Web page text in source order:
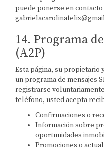
puede ponerse en
14. Programa
(A2P)
Esta página, su
un programa de mensajes
registrarse
teléfono, usted acepta
Confirmaciones o
Información sobre
oportunidades
Promociones o